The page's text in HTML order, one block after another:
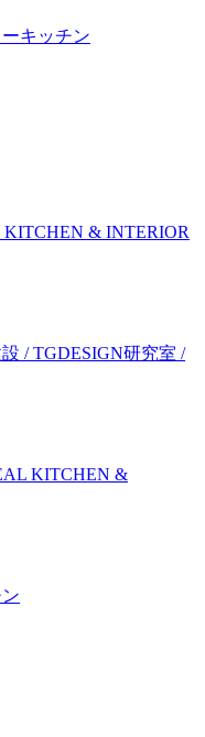
キッチン
& INTERIOR
/ TGDESIGN研究室 /
KITCHEN &